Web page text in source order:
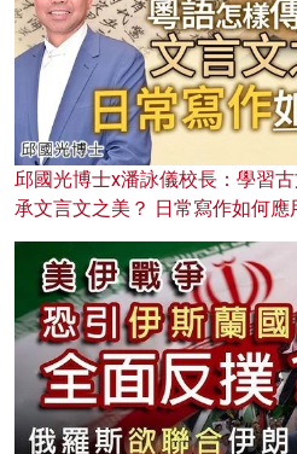
邱國光博士x潘詠儀校長：學習
承文言文之美？ 日常寫作如何應